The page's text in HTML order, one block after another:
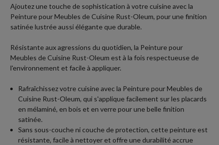
Ajoutez une touche de sophistication à votre cuisine avec la
Peinture pour Meubles de Cuisine Rust-Oleum, pour une finition
satinée lustrée aussi élégante que durable.
Résistante aux agressions du quotidien, la Peinture pour
Meubles de Cuisine Rust-Oleum est à la fois respectueuse de
l'environnement et facile à appliquer.
Rafraîchissez votre cuisine avec la Peinture pour Meubles de
Cuisine Rust-Oleum, qui s'applique facilement sur les placards
en mélaminé, en bois et en verre pour une belle finition
satinée.
Sans sous-couche ni couche de protection, cette peinture est
résistante, facile à nettoyer et offre une durabilité accrue